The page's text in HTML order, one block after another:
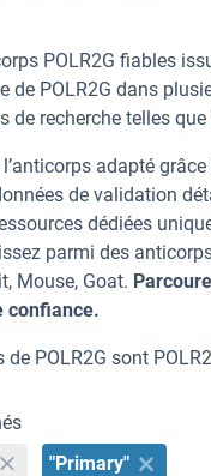
POLR2G fiables
de POLR2G dans
recherche telles que
adapté
de validation
dédiées
parmi des
Mouse, Goat.
confiance.
POLR2G sont
"Primary"